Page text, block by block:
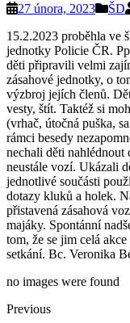
27 února, 2023 ŠD
15.2.2023 proběhla ve
jednotky Policie ČR.
děti připravili velmi
zásahové jednotky, o
výzbroj jejích členů.
vesty, štít. Taktéž si
(vrhač, útočná puška,
rámci besedy
nechali děti nahlédnout
neustále vozí. Ukázali
jednotlivé součásti
dotazy kluků a holek.
přistavená zásahová
majáky. Spontánní
tom, že se jim celá
setkání. Bc. Veronika
no images were found
Previous